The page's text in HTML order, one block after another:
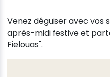
Venez déguiser avec vos
après-midi festive et
Fielouas".